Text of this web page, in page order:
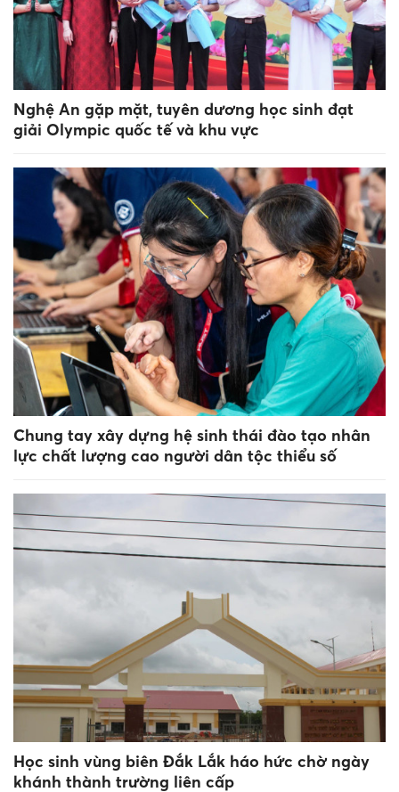
Nghệ An gặp mặt, tuyên dương học sinh đạt
giải Olympic quốc tế và khu vực
Chung tay xây dựng hệ sinh thái đào tạo nhân
lực chất lượng cao người dân tộc thiểu số
Học sinh vùng biên Đắk Lắk háo hức chờ ngày
khánh thành trường liên cấp